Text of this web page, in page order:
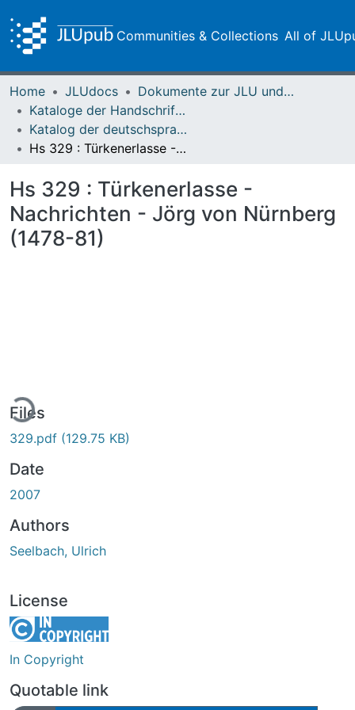
Communities & Collections All of
Home JLUdocs
Dokumente zur JLU und ihren Sammlungen
Kataloge der Handschriften der Universitätsbibliothek
Katalog der deutschsprachigen mittelalterlichen Handschriften – Seelbach
Hs 329 : Türkenerlasse - Nachrichten - Jörg von Nürnberg (1478-81)
Hs 329 : Türkenerlasse -
Nachrichten - Jörg von Nürnberg
(1478-81)
Files
329.pdf (129.75 KB)
Date
2007
Authors
Seelbach, Ulrich
License
In Copyright
Quotable link